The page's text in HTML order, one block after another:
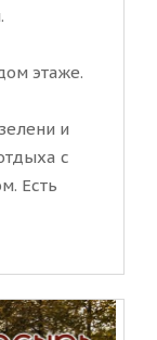
этаже.
и
с
Есть